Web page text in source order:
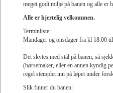
meget godt miljø på banen og alle er
Alle er hjertelig velkommen.
Terminliste:
Mandager og onsdager fra kl 18.00
Det skytes med stål på banen, så
(børsemaker, eller en annen kyndig
regel stemplet inn på løpet under
Slik finner du banen: